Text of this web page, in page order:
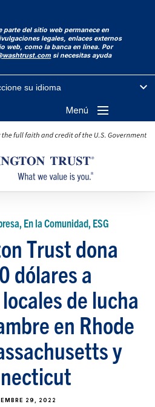
parte del sitio web permanece en
legales, enlaces externos
web, como la banca en línea. Por
si necesitas ayuda
su idioma
Menú
En la Comunidad, ESG
Trust dona
dólares a
de lucha
en Rhode
y
29, 2022